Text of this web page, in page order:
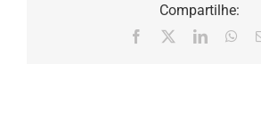
Compartilhe:
Facebook LinkedIn